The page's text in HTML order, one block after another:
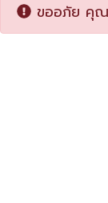
ขออภัย คุณ